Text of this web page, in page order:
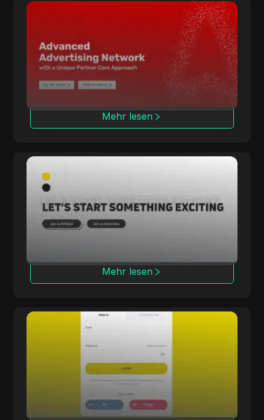
Adsterra verbindet Werbetreibende und
Publisher mit verschiedenen Kostenmodellen
und fortschrittlichen Tracking-Tools.
Mehr lesen
Rainmaker erzielt hohe Konversionsraten mit
exklusiven Multi-Vertical-Kampagnen, die sich
auf interne iGaming-Lösungen konzentrieren.
Mehr lesen
Offerrum, seit 2010 aktiv, bietet 2000
Angebote, darunter 250 exklusive für